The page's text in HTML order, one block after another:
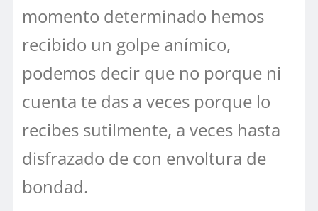
momento determinado hemos
recibido un golpe anímico,
podemos decir que no porque ni
cuenta te das a veces porque lo
recibes sutilmente, a veces hasta
disfrazado de con envoltura de
bondad.